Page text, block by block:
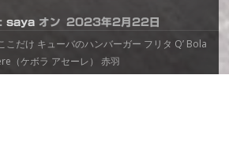
saya オン 2023年2月22日
こだけ キューバのハンバーガー フリタ Q’ Bola
（ケボラ アセーレ） 赤羽